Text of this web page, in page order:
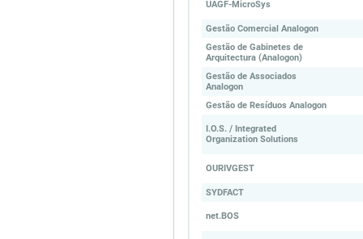
UAGF-MicroSys
Gestão Comercial Analogon
Gestão de Gabinetes de
Arquitectura (Analogon)
Gestão de Associados
Analogon
Gestão de Resíduos Analogon
I.O.S. / Integrated
Organization Solutions
OURIVGEST
SYDFACT
net.BOS